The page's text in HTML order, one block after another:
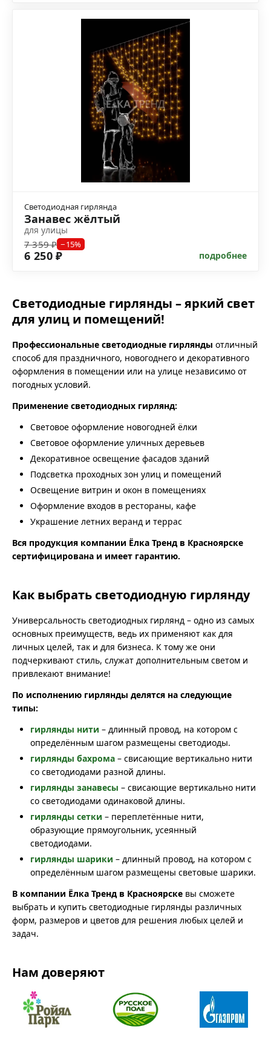
Светодиодная гирлянда
Занавес жёлтый
для улицы
7 359 ₽ −15%
6 250 ₽ подробнее
Светодиодные гирлянды – яркий свет
для улиц и помещений!
Профессиональные светодиодные гирлянды отличный
способ для праздничного, новогоднего и декоративного
оформления в помещении или на улице независимо от
погодных условий.
Применение светодиодных гирлянд:
Световое оформление новогодней ёлки
Световое оформление уличных деревьев
Декоративное освещение фасадов зданий
Подсветка проходных зон улиц и помещений
Освещение витрин и окон в помещениях
Оформление входов в рестораны, кафе
Украшение летних веранд и террас
Вся продукция компании Ёлка Тренд в Красноярске
сертифицирована и имеет гарантию.
Как выбрать светодиодную гирлянду
Универсальность светодиодных гирлянд – одно из самых
основных преимуществ, ведь их применяют как для
личных целей, так и для бизнеса. К тому же они
подчеркивают стиль, служат дополнительным светом и
привлекают внимание!
По исполнению гирлянды делятся на следующие
типы:
гирлянды нити – длинный провод, на котором с
определённым шагом размещены светодиоды.
гирлянды бахрома – свисающие вертикально нити
со светодиодами разной длины.
гирлянды занавесы – свисающие вертикально нити
со светодиодами одинаковой длины.
гирлянды сетки – переплетённые нити,
образующие прямоугольник, усеянный
светодиодами.
гирлянды шарики – длинный провод, на котором с
определённым шагом размещены световые шарики.
В компании Ёлка Тренд в Красноярске вы сможете
выбрать и купить светодиодные гирлянды различных
форм, размеров и цветов для решения любых целей и
задач.
Нам доверяют